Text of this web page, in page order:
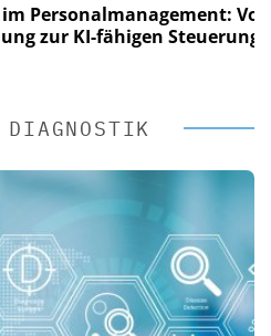
Von
KI-fähigen Steuerung